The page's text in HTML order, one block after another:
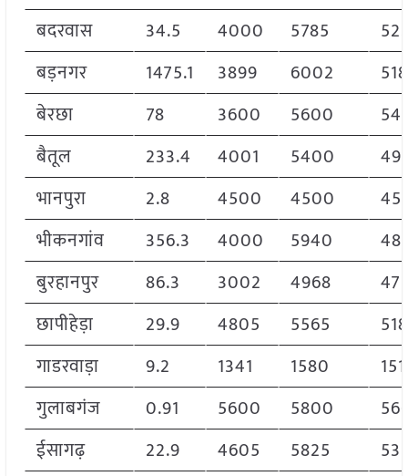
बदरवास 34.5 4000 5785
बड़नगर
1475.1 3899 6002
बेरछा
78 3600 5600
बैतूल
233.4 4001 5400
भानपुरा
2.8 4500 4500
भीकनगांव
356.3 4000 5940
बुरहानपुर
86.3 3002 4968
छापीहेड़ा
29.9 4805 5565
गाडरवाड़ा
9.2 1341 1580
गुलाबगंज
0.91 5600 5800
ईसागढ़
22.9 4605 5825